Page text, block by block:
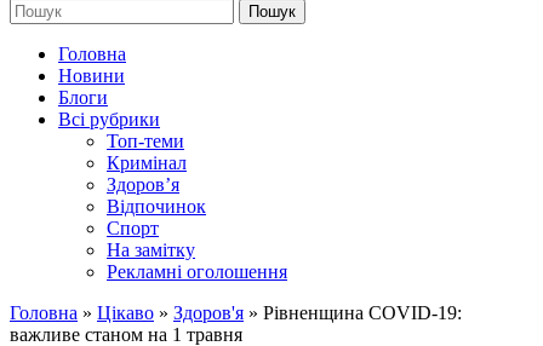
Головна
Новини
Блоги
Всі рубрики
Топ-теми
Кримінал
Здоров’я
Відпочинок
Спорт
На замітку
Рекламні оголошення
Головна » Цікаво » Здоров'я » Рівненщина COVID-19:
важливе станом на 1 травня